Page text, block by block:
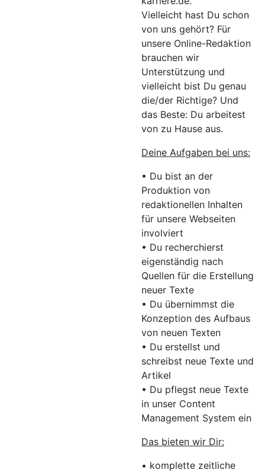
Vielleicht hast Du schon
von uns gehört? Für
unsere Online-Redaktion
brauchen wir
Unterstützung und
vielleicht bist Du genau
die/der Richtige? Und
das Beste: Du arbeitest
von zu Hause aus.
Deine Aufgaben bei uns:
• Du bist an der
Produktion von
redaktionellen Inhalten
für unsere Webseiten
involviert
• Du recherchierst
eigenständig nach
Quellen für die Erstellung
neuer Texte
• Du übernimmst die
Konzeption des Aufbaus
von neuen Texten
• Du erstellst und
schreibst neue Texte und
Artikel
• Du pflegst neue Texte
in unser Content
Management System ein
Das bieten wir Dir:
• komplette zeitliche